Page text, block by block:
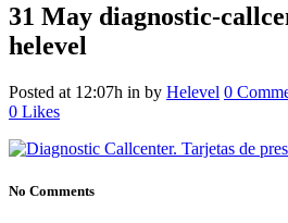
31 May diagnostic-
helevel
Posted at 12:07h in by Helevel 0
0 Likes
No Comments